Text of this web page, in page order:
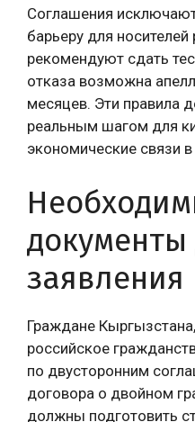
Соглашения
барьеру для носителей
рекомендуют сдать
отказа возможна
месяцев. Эти правила
реальным шагом для
экономические связи в
документы
заявления
Граждане
российское
по двусторонним
договора о двойном
должны подготовить